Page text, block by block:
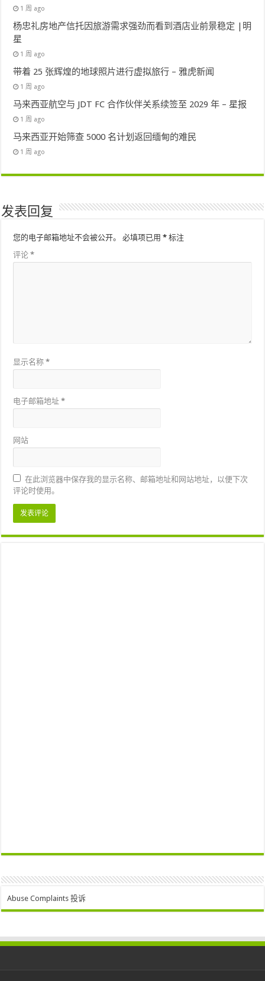
1 周 ago
杨忠礼房地产信托因旅游需求强劲而看到酒店业前景稳定 |明
星
1 周 ago
带着 25 张辉煌的地球照片进行虚拟旅行 – 雅虎新闻
1 周 ago
马来西亚航空与 JDT FC 合作伙伴关系续签至 2029 年 – 星报
1 周 ago
马来西亚开始筛查 5000 名计划返回缅甸的难民
1 周 ago
发表回复
您的电子邮箱地址不会被公开。 必填项已用* 标注
评论*
显示名称*
电子邮箱地址*
网站
在此浏览器中保存我的显示名称、邮箱地址和网站地址，以便下次
评论时使用。
Abuse Complaints 投诉